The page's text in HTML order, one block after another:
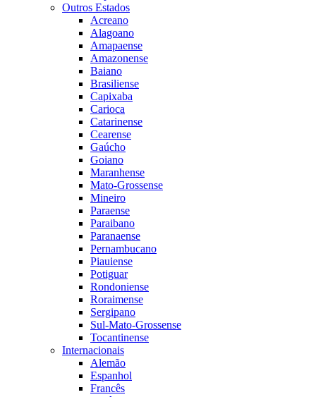
Outros Estados
Acreano
Alagoano
Amapaense
Amazonense
Baiano
Brasiliense
Capixaba
Carioca
Catarinense
Cearense
Gaúcho
Goiano
Maranhense
Mato-Grossense
Mineiro
Paraense
Paraibano
Paranaense
Pernambucano
Piauiense
Potiguar
Rondoniense
Roraimense
Sergipano
Sul-Mato-Grossense
Tocantinense
Internacionais
Alemão
Espanhol
Francês